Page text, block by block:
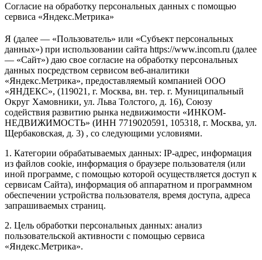
Согласие на обработку персональных данных с помощью
сервиса «Яндекс.Метрика»
Я (далее — «Пользователь» или «Субъект персональных
данных») при использовании сайта https://www.incom.ru (далее
— «Сайт») даю свое согласие на обработку персональных
данных посредством сервисом веб-аналитики
«Яндекс.Метрика», предоставляемый компанией ООО
«ЯНДЕКС», (119021, г. Москва, вн. тер. г. Муниципальный
Округ Хамовники, ул. Льва Толстого, д. 16), Союзу
содействия развитию рынка недвижимости «ИНКОМ-
НЕДВИЖИМОСТЬ» (ИНН 7719020591, 105318, г. Москва, ул.
Щербаковская, д. 3) , со следующими условиями.
1. Категории обрабатываемых данных: IP-адрес, информация
из файлов cookie, информация о браузере пользователя (или
иной программе, с помощью которой осуществляется доступ к
сервисам Сайта), информация об аппаратном и программном
обеспечении устройства пользователя, время доступа, адреса
запрашиваемых страниц.
2. Цель обработки персональных данных: анализ
пользовательской активности с помощью сервиса
«Яндекс.Метрика».